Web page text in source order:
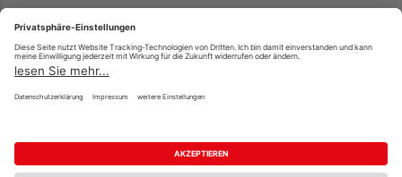
Eindeckrahmen /25cm
Velux Kombi-
Eindeckrahmen 10-